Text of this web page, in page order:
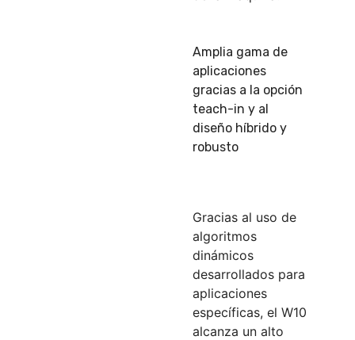
Amplia gama de
aplicaciones
gracias a la opción
teach-in y al
diseño híbrido y
robusto
Gracias al uso de
algoritmos
dinámicos
desarrollados para
aplicaciones
específicas, el W10
alcanza un alto